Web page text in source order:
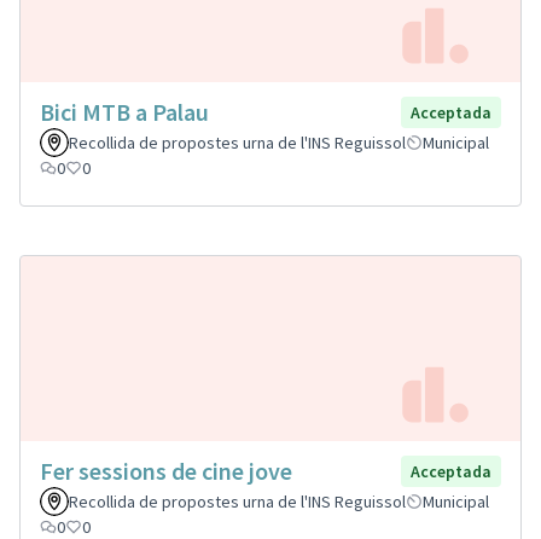
Bici MTB a Palau
Acceptada
Recollida de propostes urna de l'INS Reguissol
Municipal
0
0
Fer sessions de cine jove
Acceptada
Recollida de propostes urna de l'INS Reguissol
Municipal
0
0